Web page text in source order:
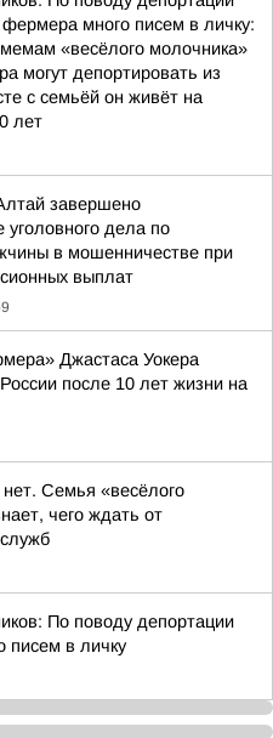
фермера много писем в личку:
«весёлого молочника»
могут депортировать из
с семьёй он живёт на
лет
завершено
уголовного дела по
в мошенничестве при
выплат
Джастаса Уокера
после 10 лет жизни на
Семья «весёлого
чего ждать от
По поводу депортации
писем в личку